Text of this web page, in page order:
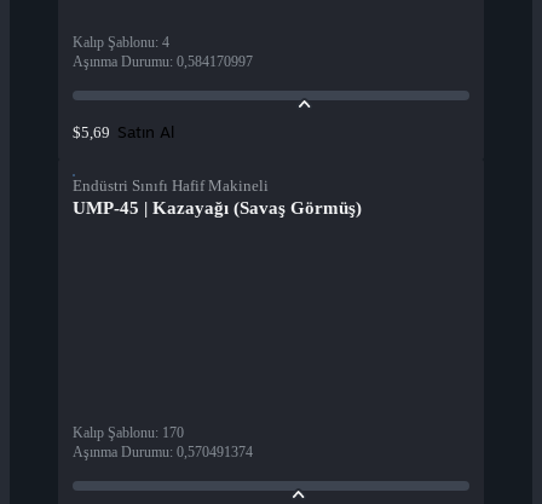
Kalıp Şablonu: 4
Aşınma Durumu: 0,584170997
$5,69 Satın Al
Endüstri Sınıfı Hafif Makineli
UMP-45 | Kazayağı (Savaş Görmüş)
Kalıp Şablonu: 170
Aşınma Durumu: 0,570491374